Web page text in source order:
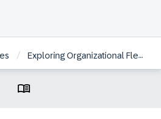
/ Exploring Organizational Flexibility in SAP S/4HANA Defense & Security | ES